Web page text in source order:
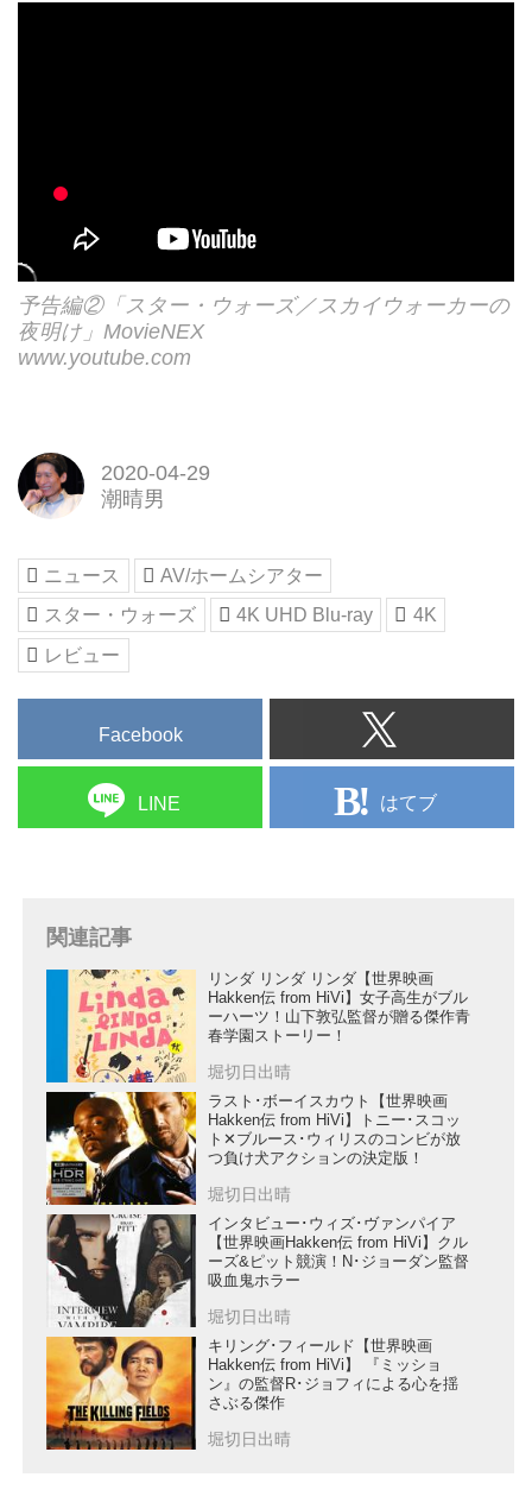
予告編②「スター・ウォーズ／スカイウォーカーの
夜明け」MovieNEX
www.youtube.com
2020-04-29
潮晴男
ニュース
AV/ホームシアター
スター・ウォーズ
4K UHD Blu-ray
4K
レビュー
Facebook
LINE はてブ
関連記事
リンダ リンダ リンダ【世界映画
Hakken伝 from HiVi】女子高生がブル
ーハーツ！山下敦弘監督が贈る傑作青
春学園ストーリー！
堀切日出晴
ラスト･ボーイスカウト【世界映画
Hakken伝 from HiVi】トニー･スコッ
ト✕ブルース･ウィリスのコンビが放
つ負け犬アクションの決定版！
堀切日出晴
インタビュー･ウィズ･ヴァンパイア
【世界映画Hakken伝 from HiVi】クル
ーズ&ピット競演！N･ジョーダン監督
吸血鬼ホラー
堀切日出晴
キリング･フィールド【世界映画
Hakken伝 from HiVi】 『ミッショ
ン』の監督R･ジョフィによる心を揺
さぶる傑作
堀切日出晴